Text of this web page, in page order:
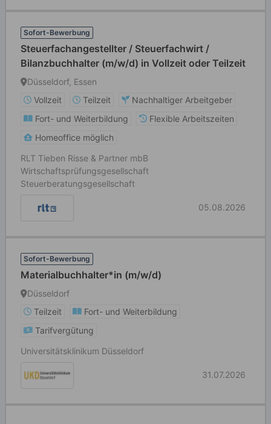
Sofort-Bewerbung
Steuerfachangestellter / Steuerfachwirt /
Bilanzbuchhalter (m/w/d) in Vollzeit oder Teilzeit
Düsseldorf, Essen
Vollzeit
Teilzeit
Nachhaltiger Arbeitgeber
Fort- und Weiterbildung
Flexible Arbeitszeiten
Homeoffice möglich
RLT Tieben Risse & Partner mbB
Wirtschaftsprüfungsgesellschaft
Steuerberatungsgesellschaft
05.08.2026
Sofort-Bewerbung
Materialbuchhalter*in (m/w/d)
Düsseldorf
Teilzeit
Fort- und Weiterbildung
Tarifvergütung
Universitätsklinikum Düsseldorf
31.07.2026